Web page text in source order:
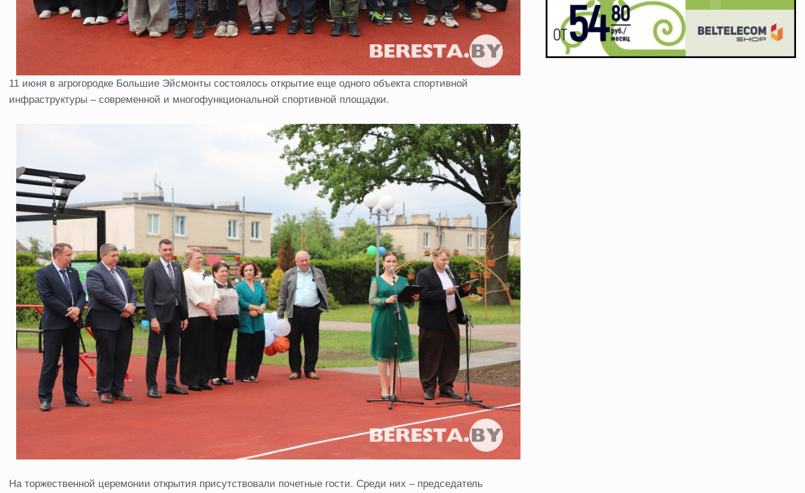
11 июня в агрогородке Большие Эйсмонты состоялось открытие еще одного объекта спортивной
инфраструктуры – современной и многофункциональной спортивной площадки.
На торжественной церемонии открытия присутствовали почетные гости. Среди них – председатель